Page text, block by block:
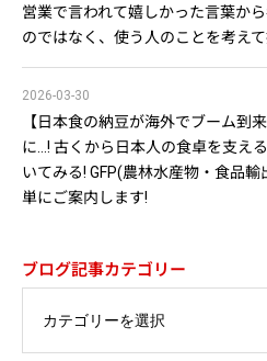
営業で言われて嬉しかった言葉か
のではなく、使う人のことを考え
【日本食の納豆が海外でブーム到
に…! 古くから日本人の食卓を支え
いてみる! GFP(農林水産物・食品
単にご案内します!
2026-03-30
ブログ記事カテゴリー